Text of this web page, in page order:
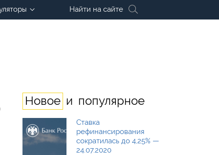
Найти на сайте
Новое и популярное
Ставка
рефинансирования
сократилась до 4,25% —
24.07.2020